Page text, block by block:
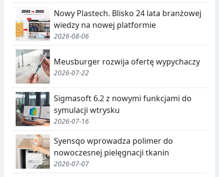
Nowy Plastech. Blisko 24 lata branżowej
wiedzy na nowej platformie
2026-08-06
Meusburger rozwija ofertę wypychaczy
2026-07-22
Sigmasoft 6.2 z nowymi funkcjami do
symulacji wtrysku
2026-07-16
Syensqo wprowadza polimer do
nowoczesnej pielęgnacji tkanin
2026-07-07